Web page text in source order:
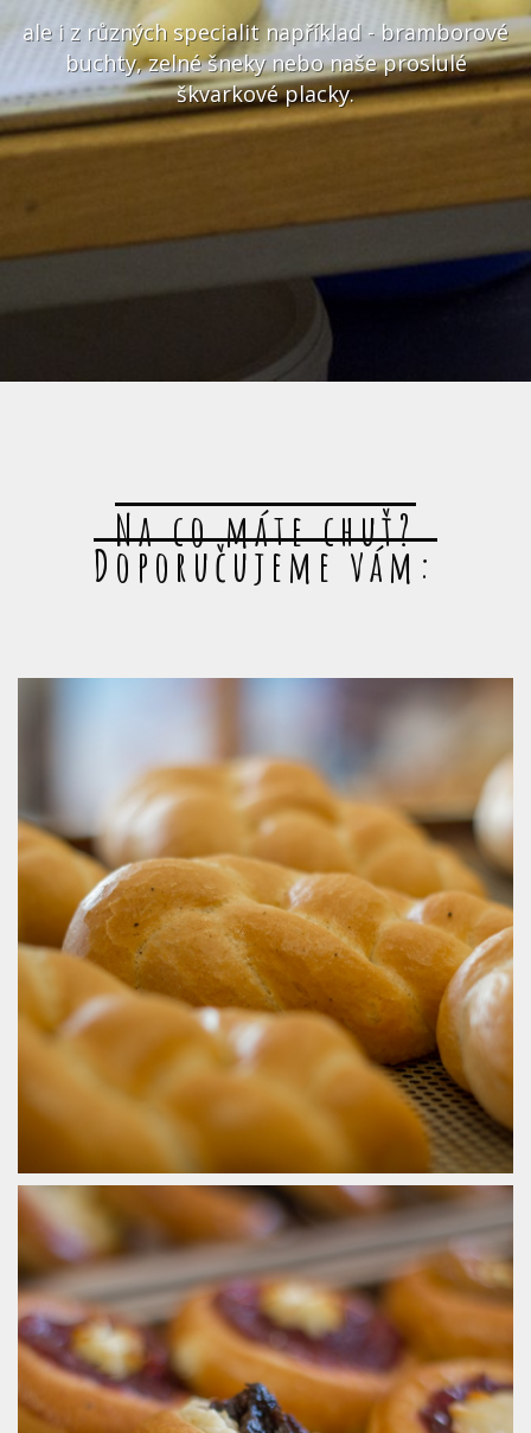
ale i z různých specialit například - bramborové
buchty, zelné šneky nebo naše proslulé
škvarkové placky.
Na co máte chuť?
Doporučujeme vám: